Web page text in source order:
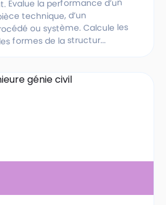
Evalue la performance d’un
technique, d’un
ou système. Calcule les
formes de la structur...